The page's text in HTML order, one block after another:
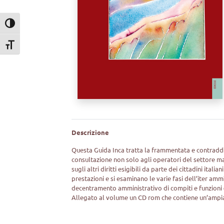
Attiva/disattiva alto contrasto
Attiva/disattiva dimensione testo
Descrizione
Questa Guida Inca tratta la frammentata e
consultazione non solo agli operatori del settore
sugli altri diritti esigibili da parte dei cittadini
prestazioni e si esaminano le varie fasi dell’iter
decentramento amministrativo di compiti e
Allegato al volume un CD rom che contiene